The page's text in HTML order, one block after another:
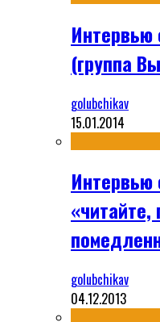
(группа
golubchikav
15.01.2014
Интервью
golubchikav
04.12.2013